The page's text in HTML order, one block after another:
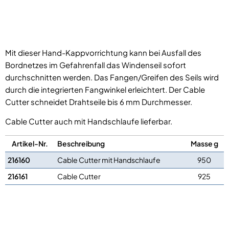
Mit dieser Hand-Kappvorrichtung kann bei Ausfall des
Bordnetzes im Gefahrenfall das Windenseil sofort
durchschnitten werden. Das Fangen/Greifen des Seils wird
durch die integrierten Fangwinkel erleichtert. Der Cable
Cutter schneidet Drahtseile bis 6 mm Durchmesser.
Cable Cutter auch mit Handschlaufe lieferbar.
Artikel-Nr. Beschreibung
Masse g
216160
Cable Cutter mit Handschlaufe
950
216161
Cable Cutter 925